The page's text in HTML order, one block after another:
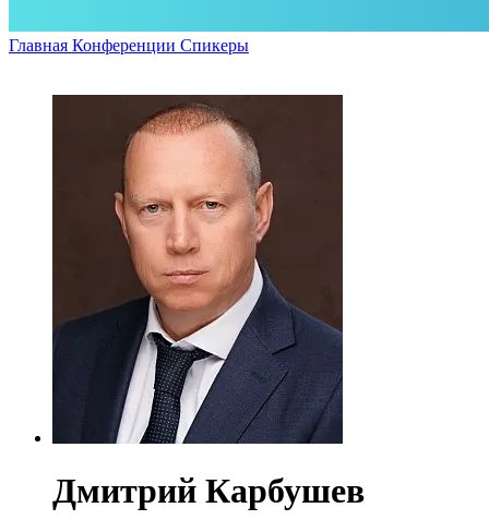
Главная Конференции Спикеры
Дмитрий Карбушев